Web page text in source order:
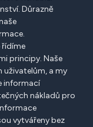
Důrazně
řídíme
principy. Naše
uživatelům, a my
informací
nákladů pro
vytvářeny bez